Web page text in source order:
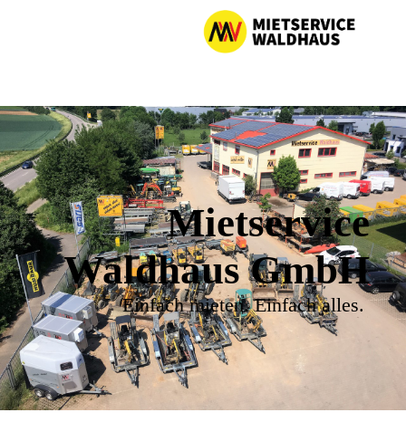
Mietservice
Waldhaus GmbH
Einfach mieten. Einfach alles.